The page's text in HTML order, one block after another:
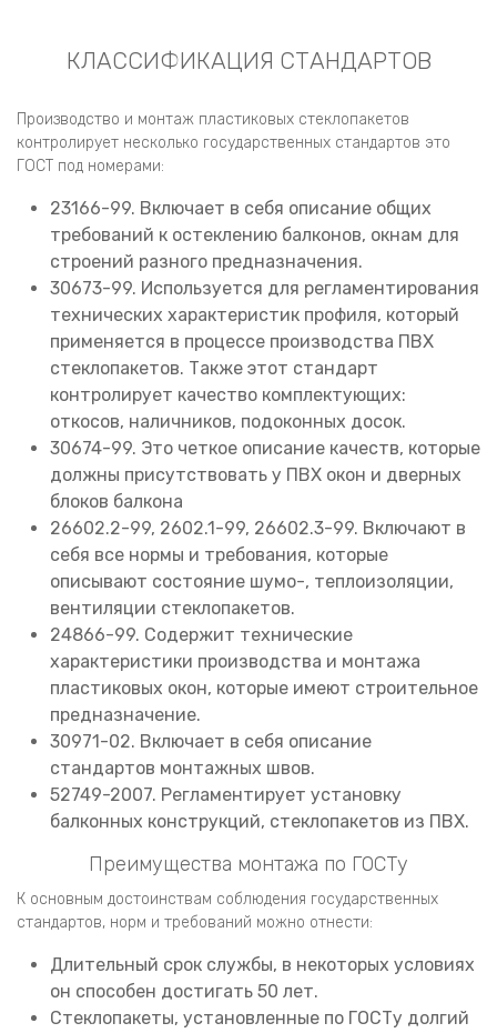
КЛАССИФИКАЦИЯ СТАНДАРТОВ
Производство и монтаж пластиковых стеклопакетов
контролирует несколько государственных стандартов это
ГОСТ под номерами:
23166-99. Включает в себя описание общих
требований к остеклению балконов, окнам для
строений разного предназначения.
30673-99. Используется для регламентирования
технических характеристик профиля, который
применяется в процессе производства ПВХ
стеклопакетов. Также этот стандарт
контролирует качество комплектующих:
откосов, наличников, подоконных досок.
30674-99. Это четкое описание качеств, которые
должны присутствовать у ПВХ окон и дверных
блоков балкона
26602.2-99, 2602.1-99, 26602.3-99. Включают в
себя все нормы и требования, которые
описывают состояние шумо-, теплоизоляции,
вентиляции стеклопакетов.
24866-99. Содержит технические
характеристики производства и монтажа
пластиковых окон, которые имеют строительное
предназначение.
30971-02. Включает в себя описание
стандартов монтажных швов.
52749-2007. Регламентирует установку
балконных конструкций, стеклопакетов из ПВХ.
Преимущества монтажа по ГОСТу
К основным достоинствам соблюдения государственных
стандартов, норм и требований можно отнести:
Длительный срок службы, в некоторых условиях
он способен достигать 50 лет.
Стеклопакеты, установленные по ГОСТу долгий